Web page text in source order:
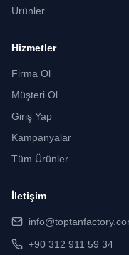
Ürünler
Hizmetler
Firma Ol
Müşteri Ol
Giriş Yap
Kampanyalar
Tüm Ürünler
İletişim
+90 312 911 59 34